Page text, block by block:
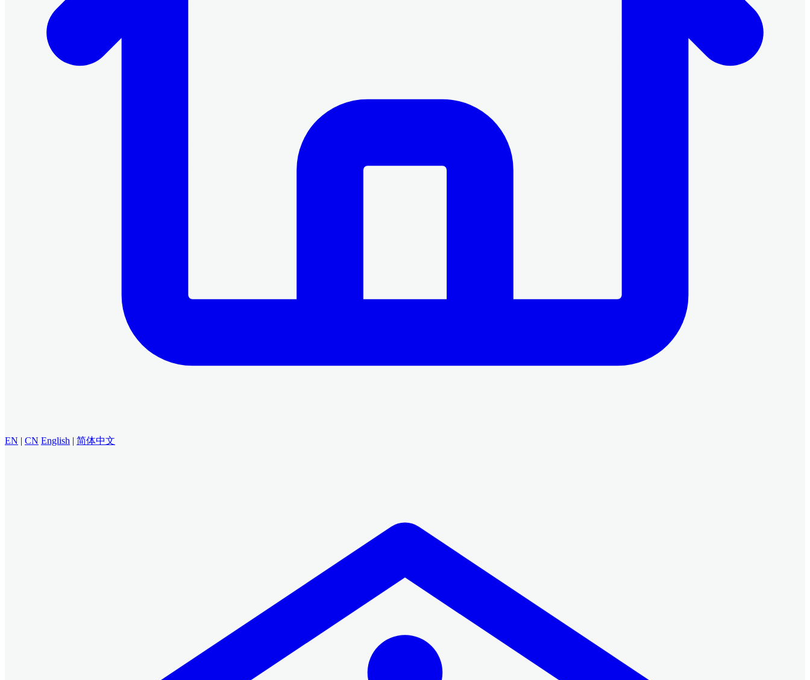
EN | CN English | 简体中文